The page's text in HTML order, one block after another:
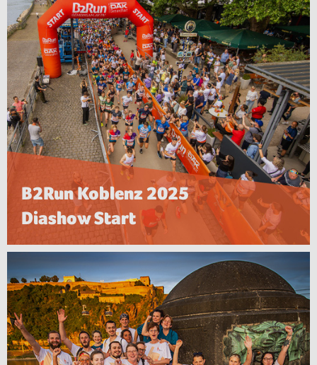
B2Run Koblenz 2025
Diashow Start